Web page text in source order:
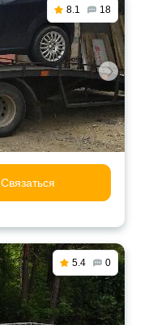
8.1 18
Связаться
5.4 0